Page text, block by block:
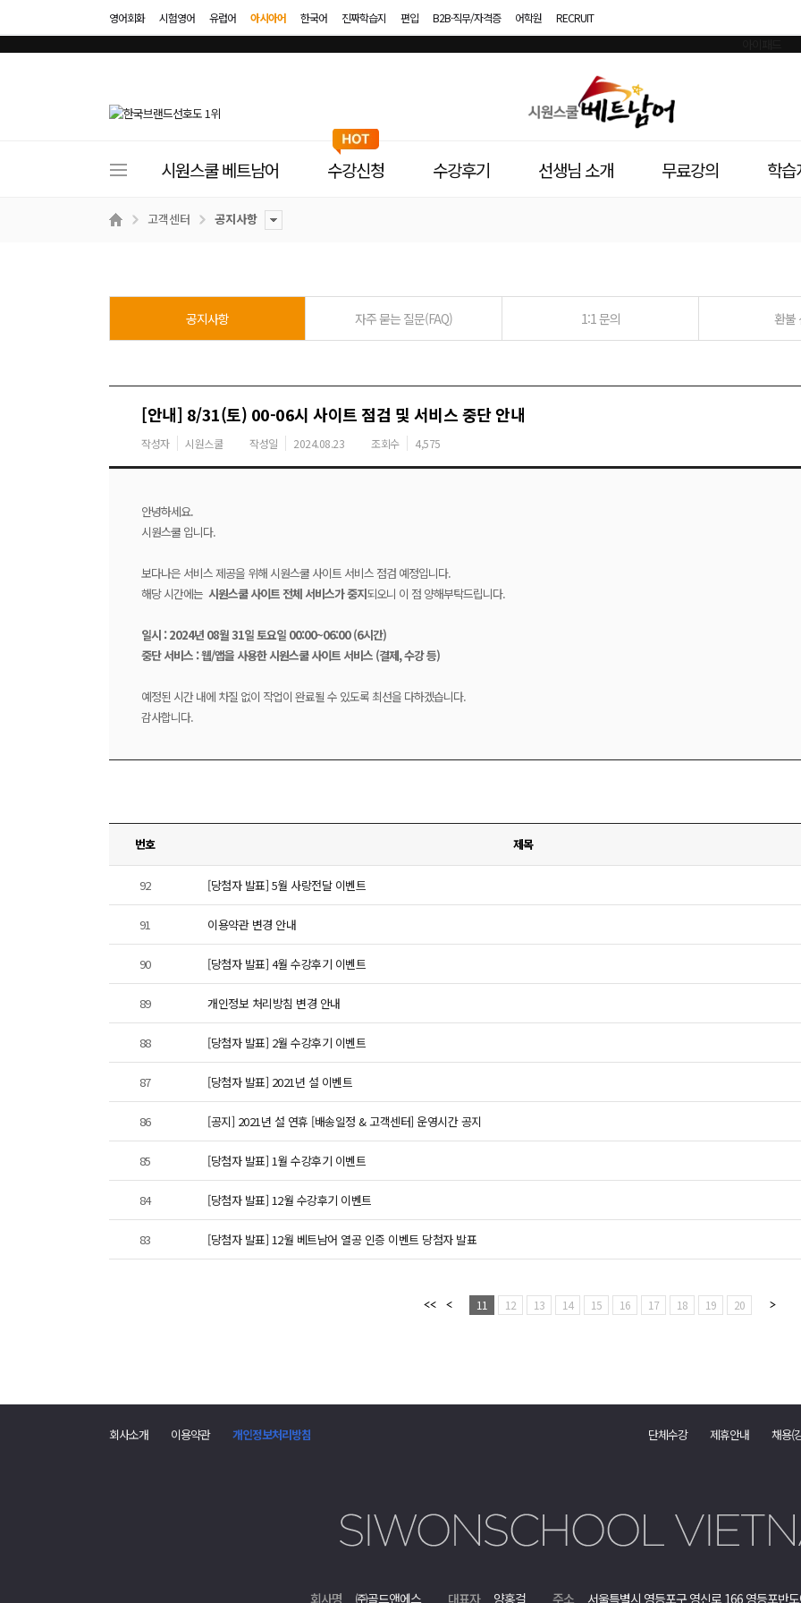
영어회화 시험영어 유럽어 아시아어 한국어 진짜학습지 편입 B2B·직무/자격증 어학원 RECRUIT
스
남
어
이
메
시원스쿨 베트남어 수강신청 수강후기 선생님 소개 무료강의 학습
고객센터 공지사항
공지사항 자주 묻는 질문(FAQ) 1:1 문의 환불
[안내] 8/31(토) 00-06시 사이트 점검 및 서비스 중단 안내
작성자 시원스쿨 작성일 2024.08.23 조회수 4,575
안녕하세요.
시원스쿨 입니다.
보다나은 서비스 제공을 위해 시원스쿨 사이트 서비스 점검 예정입니다.
해당 시간에는 시원스쿨 사이트 전체 서비스가 중지되오니 이 점 양해부탁드립니다.
일시 : 2024년 08월 31일 토요일 00:00~06:00 (6시간)
중단 서비스 : 웹/앱을 사용한 시원스쿨 사이트 서비스 (결제, 수강 등)
예정된 시간 내에 차질 없이 작업이 완료될 수 있도록 최선을 다하겠습니다.
감사합니다.
번호 제목
92 [당첨자 발표] 5월 사랑전달 이벤트
91 이용약관 변경 안내
90 [당첨자 발표] 4월 수강후기 이벤트
89 개인정보 처리방침 변경 안내
88 [당첨자 발표] 2월 수강후기 이벤트
87 [당첨자 발표] 2021년 설 이벤트
86 [공지] 2021년 설 연휴 [배송일정 & 고객센터] 운영시간 공지
85 [당첨자 발표] 1월 수강후기 이벤트
84 [당첨자 발표] 12월 수강후기 이벤트
83 [당첨자 발표] 12월 베트남어 열공 인증 이벤트 당첨자 발표
11 12 13 14 15 16 17 18 19 20
회사소개 이용약관 개인정보처리방침 단체수강 제휴안내 채용(
회사명 ㈜골드앤에스 대표자 양홍걸 주소 서울특별시 영등포구 영신로 166 영등포반